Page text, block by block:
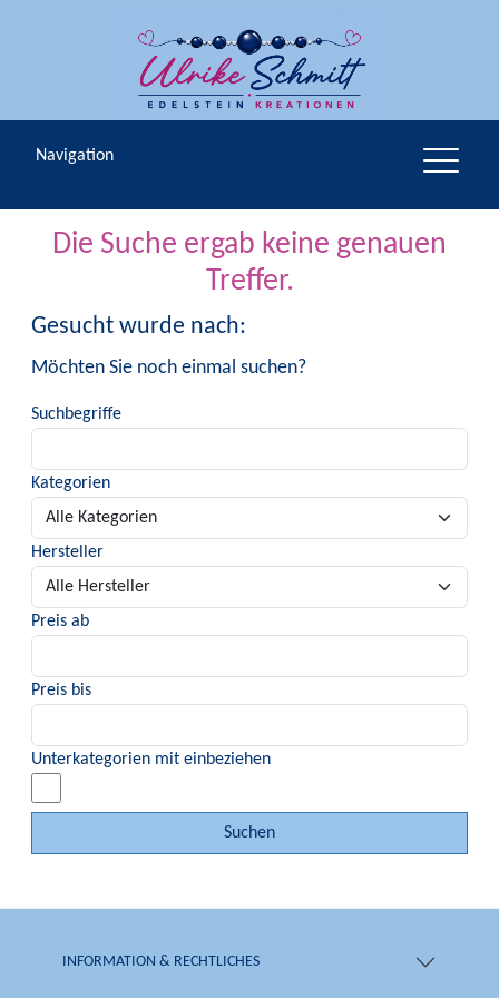
Navigation
Die Suche ergab keine genauen
Treffer.
Gesucht wurde nach:
Möchten Sie noch einmal suchen?
Suchbegriffe
Kategorien
Hersteller
Preis ab
Preis bis
Unterkategorien mit einbeziehen
Suchen
INFORMATION & RECHTLICHES